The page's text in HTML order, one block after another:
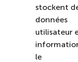
stockent
données
utilisateur
le